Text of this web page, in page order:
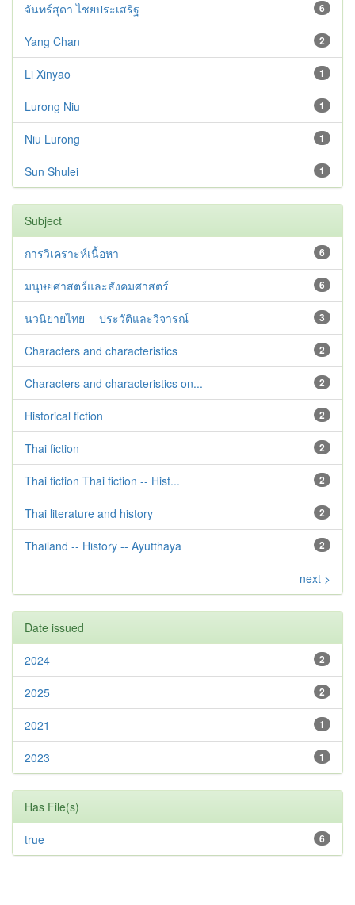
6
จันทร์สุดา ไชยประเสริฐ
2
Yang Chan
1
Li Xinyao
1
Lurong Niu
1
Niu Lurong
1
Sun Shulei
Subject
6
การวิเคราะห์เนื้อหา
6
มนุษยศาสตร์และสังคมศาสตร์
3
นวนิยายไทย -- ประวัติและวิจารณ์
2
Characters and characteristics
2
Characters and characteristics on...
2
Historical fiction
2
Thai fiction
2
Thai fiction Thai fiction -- Hist...
2
Thai literature and history
2
Thailand -- History -- Ayutthaya
next >
Date issued
2
2024
2
2025
1
2021
1
2023
Has File(s)
6
true